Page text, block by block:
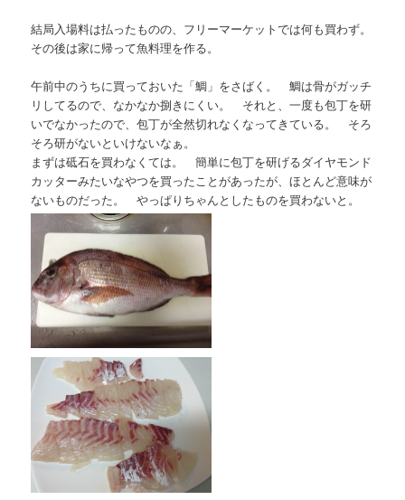
結局入場料は払ったものの、フリーマーケットでは何も買わず。
その後は家に帰って魚料理を作る。
午前中のうちに買っておいた「鯛」をさばく。 鯛は骨がガッチ
リしてるので、なかなか捌きにくい。 それと、一度も包丁を研
いでなかったので、包丁が全然切れなくなってきている。 そろ
そろ研がないといけないなぁ。
まずは砥石を買わなくては。 簡単に包丁を研げるダイヤモンド
カッターみたいなやつを買ったことがあったが、ほとんど意味が
ないものだった。 やっぱりちゃんとしたものを買わないと。